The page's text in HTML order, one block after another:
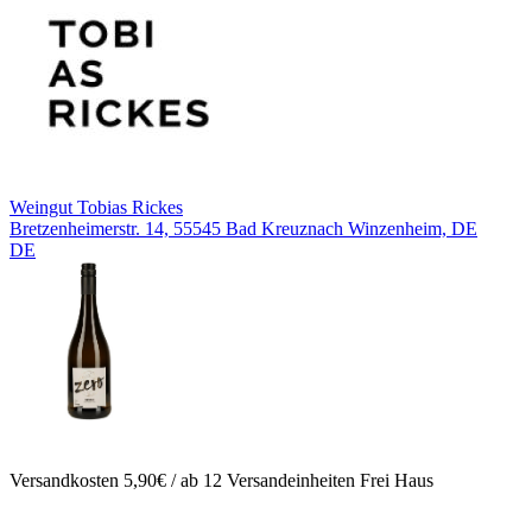
Weingut Tobias Rickes
Bretzenheimerstr. 14, 55545 Bad Kreuznach Winzenheim, DE
DE
Versandkosten 5,90€ / ab 12 Versandeinheiten Frei Haus